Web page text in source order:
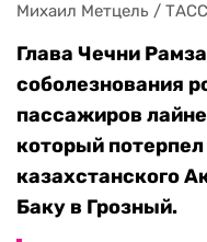
Михаил Метцель / ТАСС
Глава Чечни
соболезнования
пассажиров
который
казахстанского
Баку в Грозный.